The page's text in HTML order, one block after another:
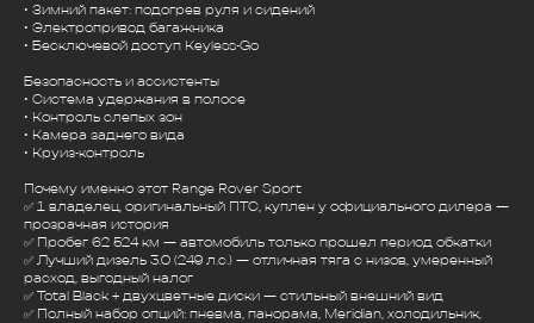
• Зимний пакет: подогрев руля и сидений
• Электропривод багажника
• Бесключевой доступ Keyless-Go
Безопасность и ассистенты
• Система удержания в полосе
• Контроль слепых зон
• Камера заднего вида
• Круиз-контроль
Почему именно этот Range Rover Sport
✅ 1 владелец, оригинальный ПТС, куплен у официального дилера —
прозрачная история
✅ Пробег 62 524 км — автомобиль только прошел период обкатки
✅ Лучший дизель 3.0 (249 л.с.) — отличная тяга с низов, умеренный
расход, выгодный налог
✅ Total Black + двухцветные диски — стильный внешний вид
✅ Полный набор опций: пневма, панорама, Meridian, холодильник,